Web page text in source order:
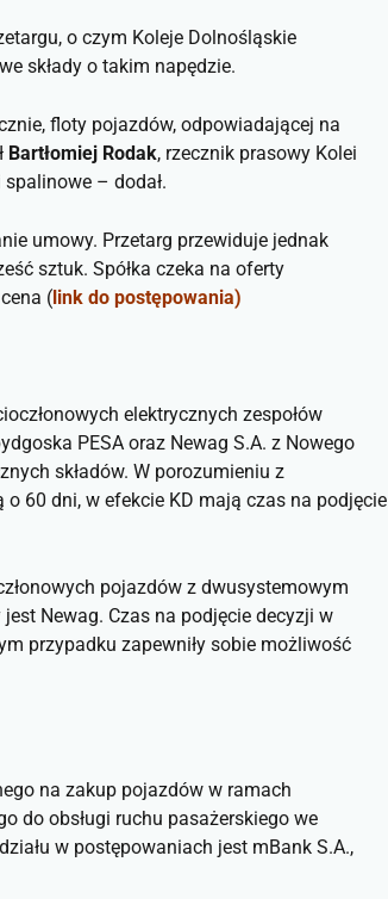
o czym Koleje Dolnośląskie
składy o takim napędzie.
floty pojazdów, odpowiadającej na
Bartłomiej Rodak, rzecznik prasowy Kolei
spalinowe – dodał.
umowy. Przetarg przewiduje jednak
sztuk. Spółka czeka na oferty
(link do postępowania)
elektrycznych zespołów
PESA oraz Newag S.A. z Nowego
składów. W porozumieniu z
60 dni, w efekcie KD mają czas na podjęcie
pojazdów z dwusystemowym
Newag. Czas na podjęcie decyzji w
przypadku zapewniły sobie możliwość
na zakup pojazdów w ramach
do obsługi ruchu pasażerskiego we
w postępowaniach jest mBank S.A.,